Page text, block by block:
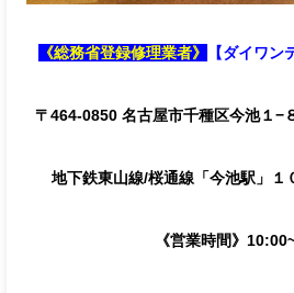
《総務省登録修理業者》 【ダイワン
〒464-0850 名古屋市千種区今池１
地下鉄東山線/桜通線「今池駅」１
《営業時間》